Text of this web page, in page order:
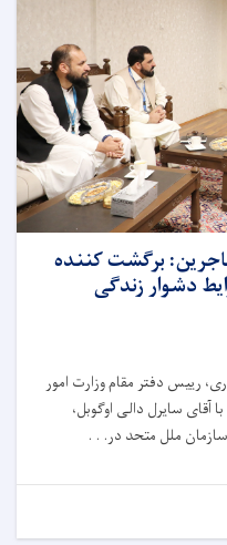
برگشت کننده
دشوار زندگی
رییس دفتر مقام وزارت امور
آقای سایرل دالی اوگوبل،
ملل متحد در. . .